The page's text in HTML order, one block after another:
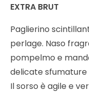
EXTRA BRUT
Paglierino
perlage. Naso
pompelmo e
delicate sfumature
Il sorso è agile e